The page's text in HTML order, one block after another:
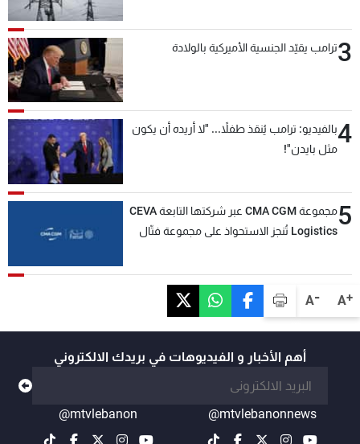
A+
A-
3ترامب يقيّد الجنسية الأميركية بالولادة
4بالفيديو: ترامب يُنقذ طفلاً... "لا أريده أن يكون
مثل بايدن"!
5
مجموعة CMA CGM عبر شركتها التابعة CEVA
Logistics تُنجز الاستحواذ على مجموعة فتّال
أهم الأخبار و الفيديوهات في بريدك الالكتروني
@mtvlebanonnews
@mtvlebanon